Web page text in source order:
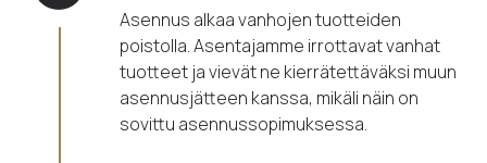
Asennus alkaa vanhojen tuotteiden
poistolla. Asentajamme irrottavat vanhat
tuotteet ja vievät ne kierrätettäväksi muun
asennusjätteen kanssa, mikäli näin on
sovittu asennussopimuksessa.